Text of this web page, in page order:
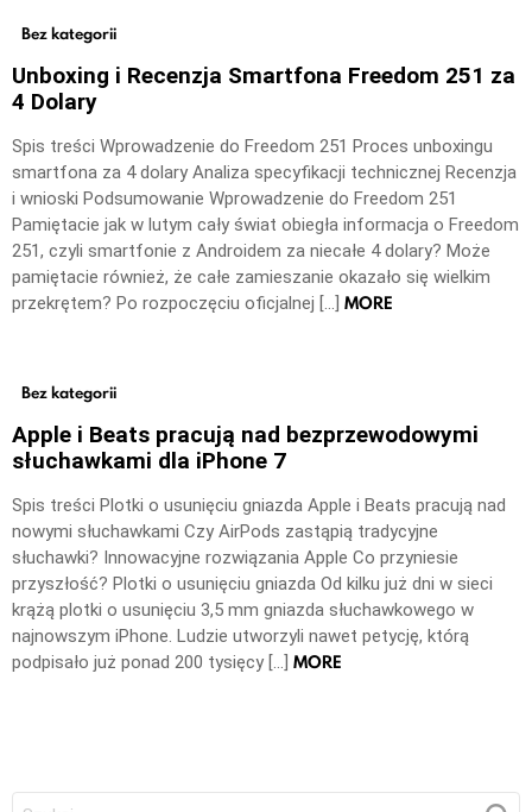
Bez kategorii
Unboxing i Recenzja Smartfona Freedom 251 za
4 Dolary
Spis treści Wprowadzenie do Freedom 251 Proces unboxingu
smartfona za 4 dolary Analiza specyfikacji technicznej Recenzja
i wnioski Podsumowanie Wprowadzenie do Freedom 251
Pamiętacie jak w lutym cały świat obiegła informacja o Freedom
251, czyli smartfonie z Androidem za niecałe 4 dolary? Może
pamiętacie również, że całe zamieszanie okazało się wielkim
przekrętem? Po rozpoczęciu oficjalnej […] MORE
Bez kategorii
Apple i Beats pracują nad bezprzewodowymi
słuchawkami dla iPhone 7
Spis treści Plotki o usunięciu gniazda Apple i Beats pracują nad
nowymi słuchawkami Czy AirPods zastąpią tradycyjne
słuchawki? Innowacyjne rozwiązania Apple Co przyniesie
przyszłość? Plotki o usunięciu gniazda Od kilku już dni w sieci
krążą plotki o usunięciu 3,5 mm gniazda słuchawkowego w
najnowszym iPhone. Ludzie utworzyli nawet petycję, którą
podpisało już ponad 200 tysięcy […] MORE
Szukaj: